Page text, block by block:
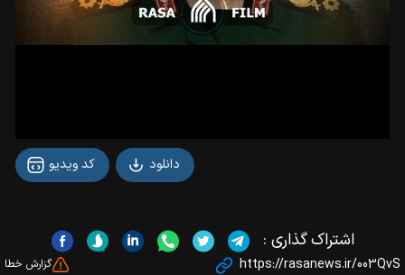
کد ویدیو دانلود
اشتراک گذاری :
https://rasanews.ir/003QvS گزارش خطا